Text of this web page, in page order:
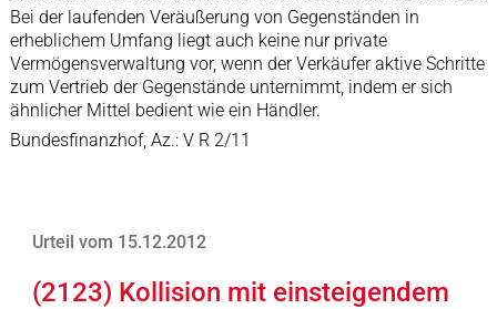
Bei der laufenden Veräußerung von Gegenständen in
erheblichem Umfang liegt auch keine nur private
Vermögensverwaltung vor, wenn der Verkäufer aktive Schritte
zum Vertrieb der Gegenstände unternimmt, indem er sich
ähnlicher Mittel bedient wie ein Händler.
Bundesfinanzhof, Az.: V R 2/11
Urteil vom 15.12.2012
(2123) Kollision mit einsteigendem